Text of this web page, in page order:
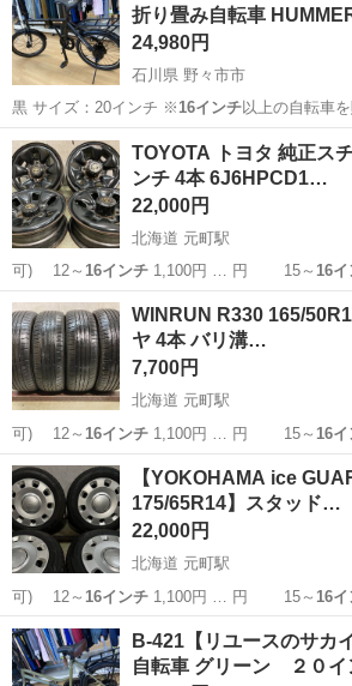
300円～の格安食堂あり！《佐...
折り畳み自転車
24,980円
石川県 野々市市
黒 サイズ：20インチ ※16インチ以上の自転車
転車…
石川 野々市市 自転車 サカイ
TOYOTA トヨタ 純正ス
ンチ 4本 6J6HPCD1…
22,000円
北海道 元町駅
可) 12～ 16インチ1,100円 … 円 15～ 16イ
15～16インチ10,560円… 】 15～16イ
替16インチまで 1,10...
北海道 札幌市
WINRUN R330 165/
ヤ 4本 バリ溝…
7,700円
北海道 元町駅
可) 12～ 16インチ1,100円 … 円 15～ 16
15～16インチ10,560円… 】 15～16イ
替16インチまで 1,10...
北海道 札幌市
【YOKOHAMA ice
175/65R14】スタッド…
22,000円
北海道 元町駅
可) 12～ 16インチ1,100円 … 円 15～ 16
15～16インチ10,560円… 】 15～16イ
替16インチまで 1,10...
北海道 札幌市 元町駅 タイヤ、ホイ
B-421【リユースのサカ
自転車 グリーン ２０